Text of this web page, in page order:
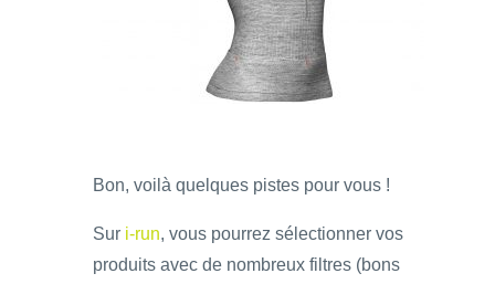
Bon, voilà quelques pistes pour vous !
Sur i-run, vous pourrez sélectionner vos
produits avec de nombreux filtres (bons